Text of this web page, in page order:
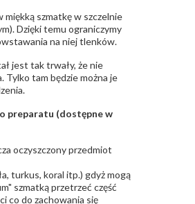
szmatkę w szczelnie
Dzięki temu ograniczymy
na niej tlenków.
jest tak trwały, że nie
Tylko tam będzie można je
preparatu (dostępne w
oczyszczony przedmiot
turkus, koral itp.) gdyż mogą
szmatką przetrzeć część
co do zachowania się